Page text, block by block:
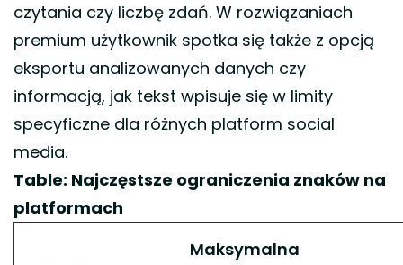
czytania czy liczbę zdań. W rozwiązaniach
premium użytkownik spotka się także z opcją
eksportu analizowanych danych czy
informacją, jak tekst wpisuje się w limity
specyficzne dla różnych platform social
media.
Table: Najczęstsze ograniczenia znaków na
platformach
Maksymalna